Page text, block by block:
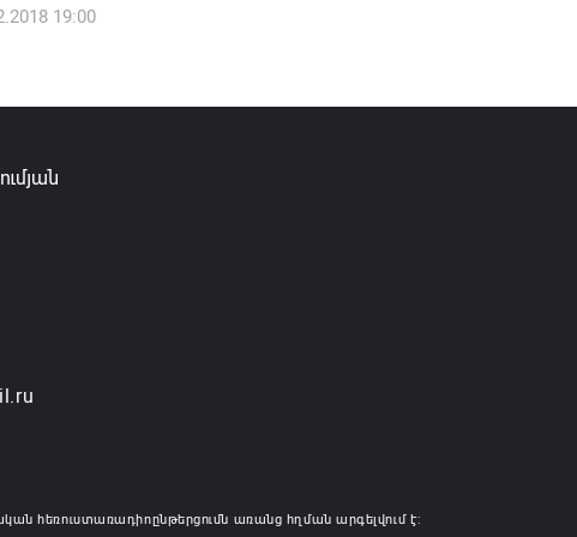
է պաշտոնից
անվանումները
19:00
հեռուստառադիոընթերցումն առանց հղման արգելվում է: